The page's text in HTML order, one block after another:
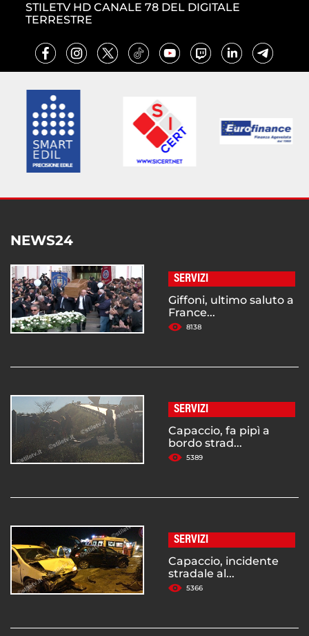
STILETV HD CANALE 78 DEL DIGITALE
TERRESTRE
NEWS24
SERVIZI
Giffoni, ultimo saluto a
France...
8138
SERVIZI
Capaccio, fa pipì a
bordo strad...
5389
SERVIZI
Capaccio, incidente
stradale al...
5366